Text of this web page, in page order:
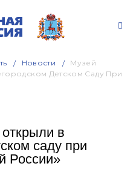
Новости
Музей
Детском Саду При
в
саду при
России»